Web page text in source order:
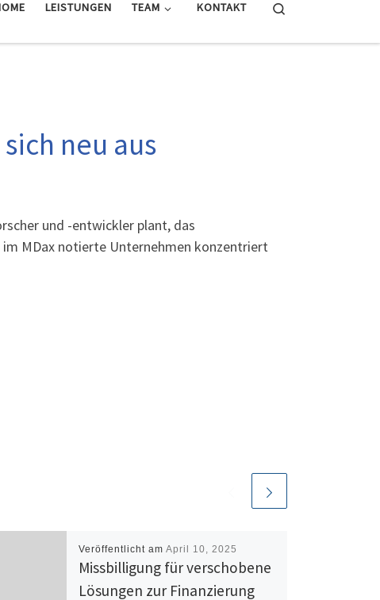
LEISTUNGEN TEAM KONTAKT
neu aus
und -entwickler plant, das
im MDax notierte Unternehmen konzentriert
Veröffentlicht am April 10, 2025
Missbilligung für verschobene
Lösungen zur Finanzierung